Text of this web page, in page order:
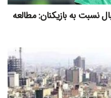
نسبت به بازیکنان: مطالعه